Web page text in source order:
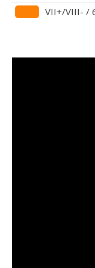
VII+/VIII- /